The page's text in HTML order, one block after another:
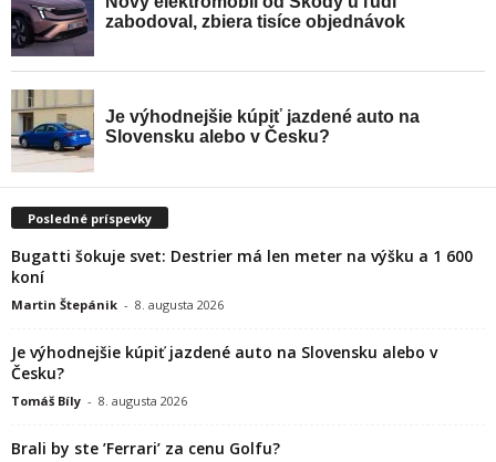
Posledné príspevky
Bugatti šokuje svet: Destrier má len meter na výšku a 1 600
koní
Martin Štepánik - 8. augusta 2026
Je výhodnejšie kúpiť jazdené auto na Slovensku alebo v
Česku?
Tomáš Bíly - 8. augusta 2026
Brali by ste ’Ferrari’ za cenu Golfu?